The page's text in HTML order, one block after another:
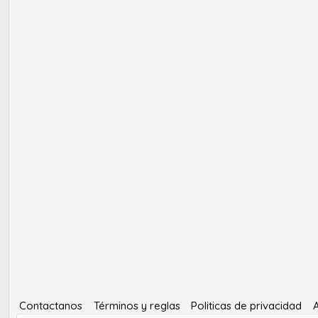
Contactanos Términos y reglas Politicas de privacidad